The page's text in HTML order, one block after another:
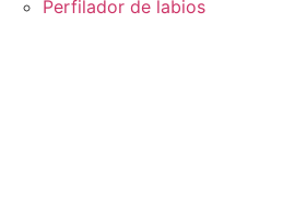
Perfilador de labios